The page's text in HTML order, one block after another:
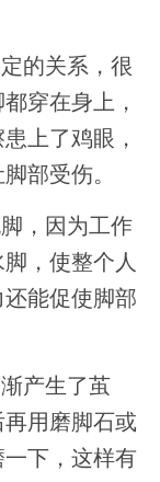
的关系，很
穿在身上，
上了鸡眼，
部受伤。
，因为工作
，使整个人
能促使脚部
产生了茧
用磨脚石或
下，这样有